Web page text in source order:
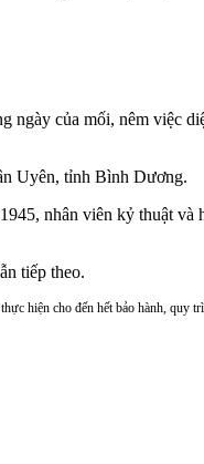
ngày của mối, nêm việc
Uyên, tỉnh Bình Dương.
nhân viên kỷ thuật và
tiếp theo.
hiện cho đến hết bảo hành, quy